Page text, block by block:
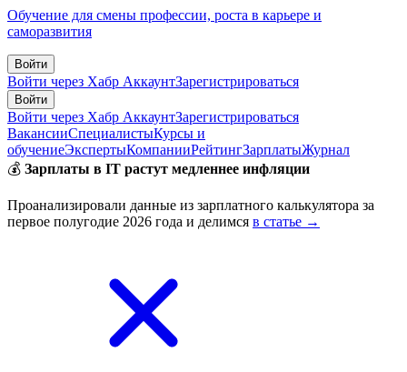
Обучение для смены профессии, роста в карьере и
саморазвития
Войти
Войти через Хабр АккаунтЗарегистрироваться
Войти
Войти через Хабр АккаунтЗарегистрироваться
ВакансииСпециалистыКурсы и
обучениеЭкспертыКомпанииРейтингЗарплатыЖурнал
💰 Зарплаты в IT растут медленнее инфляции
Проанализировали данные из зарплатного калькулятора за
первое полугодие 2026 года и делимся в статье →